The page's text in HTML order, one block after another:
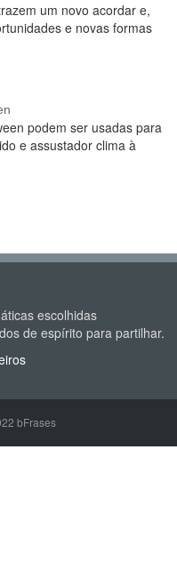
um novo acordar e,
e novas formas
podem ser usadas para
e assustador clima à
escolhidas
de espírito para partilhar.
bFrases